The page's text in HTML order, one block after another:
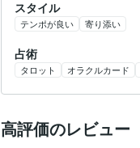
スタイル
テンポが良い 寄り添い
占術
タロット オラクルカード
高評価のレビュー